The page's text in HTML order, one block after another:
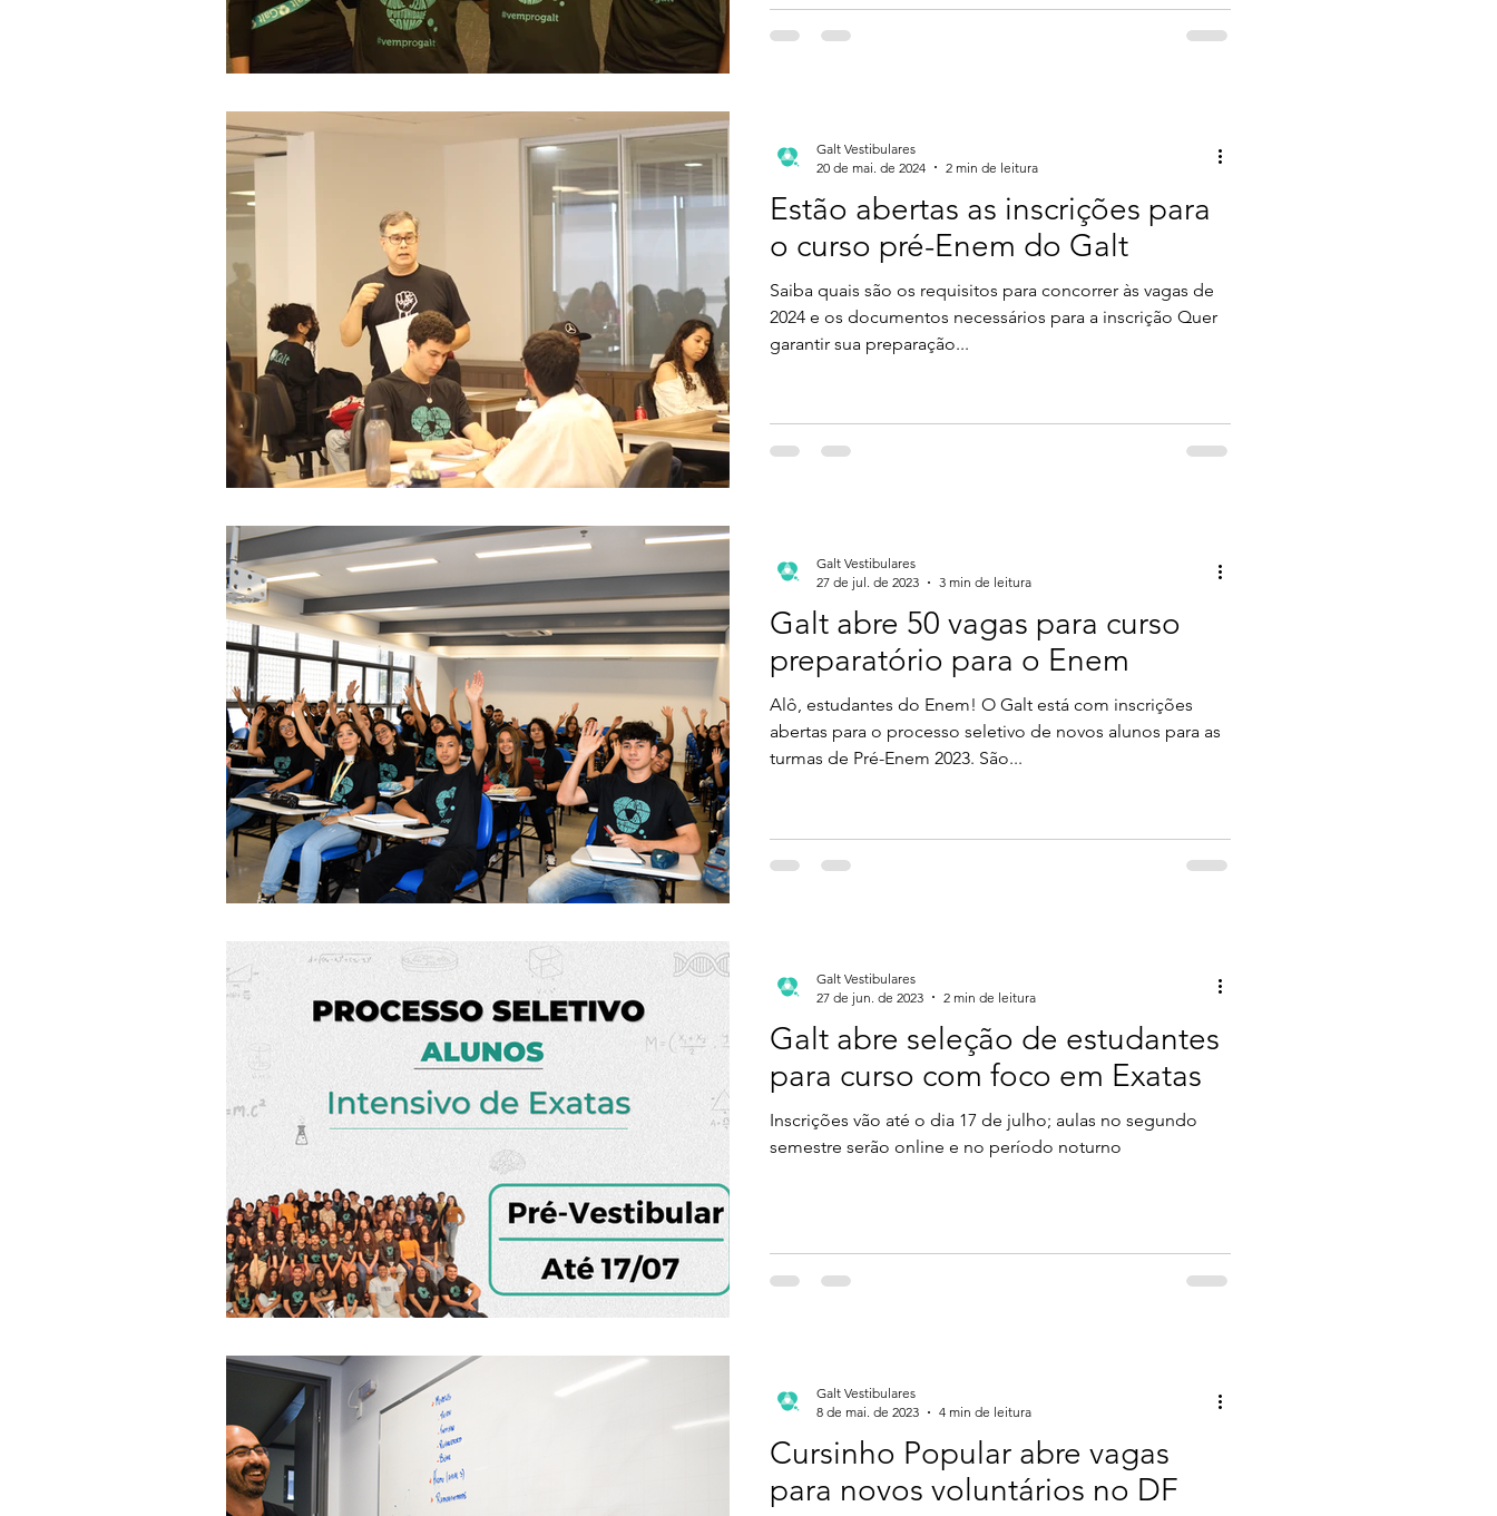
Estão abertas as inscrições para
o curso pré-Enem do Galt
Saiba quais são os requisitos para concorrer às vagas de
2024 e os documentos necessários para a inscrição Quer
garantir sua preparação...
Galt Vestibulares
20 de mai. de 2024
2 min de leitura
Galt abre 50 vagas para curso
preparatório para o Enem
Alô, estudantes do Enem! O Galt está com inscrições
abertas para o processo seletivo de novos alunos para as
turmas de Pré-Enem 2023. São...
Galt Vestibulares
27 de jul. de 2023
3 min de leitura
Galt abre seleção de estudantes
para curso com foco em Exatas
Inscrições vão até o dia 17 de julho; aulas no segundo
semestre serão online e no período noturno
Galt Vestibulares
27 de jun. de 2023
2 min de leitura
Cursinho Popular abre vagas
para novos voluntários no DF
Galt Vestibulares
8 de mai. de 2023
4 min de leitura